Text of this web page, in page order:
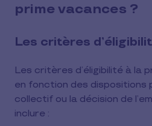
prime vacances ?
Les critères
Les critères d’éligibilité à la
en fonction des dispositions
collectif ou la décision de
inclure :